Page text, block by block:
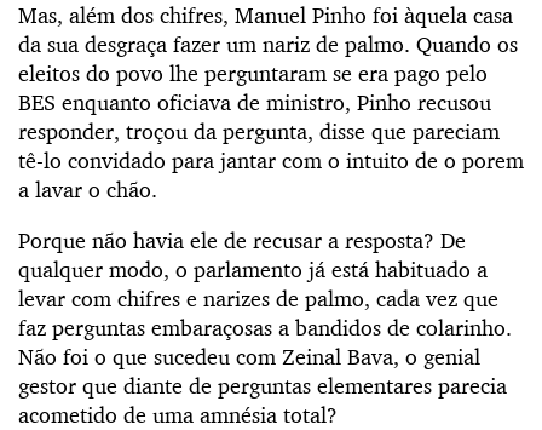
Mas, além dos chifres, Manuel Pinho foi àquela casa
da sua desgraça fazer um nariz de palmo. Quando os
eleitos do povo lhe perguntaram se era pago pelo
BES enquanto oficiava de ministro, Pinho recusou
responder, troçou da pergunta, disse que pareciam
tê-lo convidado para jantar com o intuito de o porem
a lavar o chão.
Porque não havia ele de recusar a resposta? De
qualquer modo, o parlamento já está habituado a
levar com chifres e narizes de palmo, cada vez que
faz perguntas embaraçosas a bandidos de colarinho.
Não foi o que sucedeu com Zeinal Bava, o genial
gestor que diante de perguntas elementares parecia
acometido de uma amnésia total?